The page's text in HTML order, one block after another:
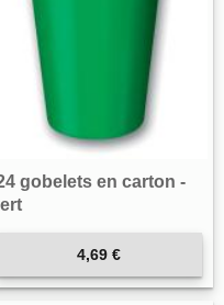
gobelets en carton -
4,69 €